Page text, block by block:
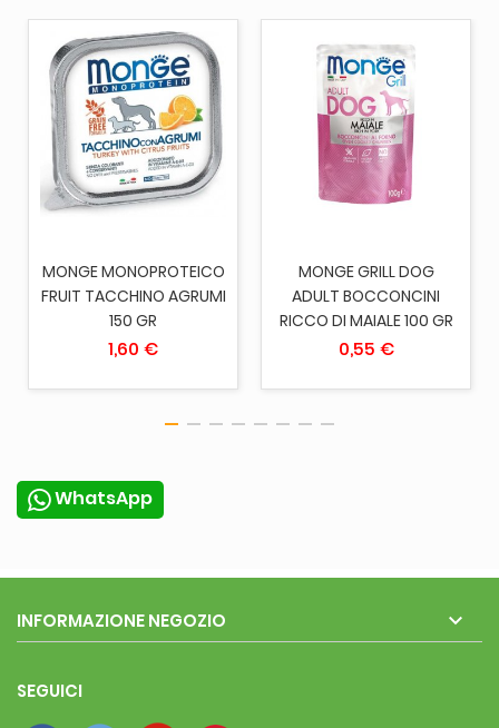
MONGE MONOPROTEICO
FRUIT TACCHINO AGRUMI
150 GR
1,60 €
MONGE GRILL DOG
ADULT BOCCONCINI
RICCO DI MAIALE 100 GR
0,55 €
WhatsApp
INFORMAZIONE NEGOZIO 
SEGUICI